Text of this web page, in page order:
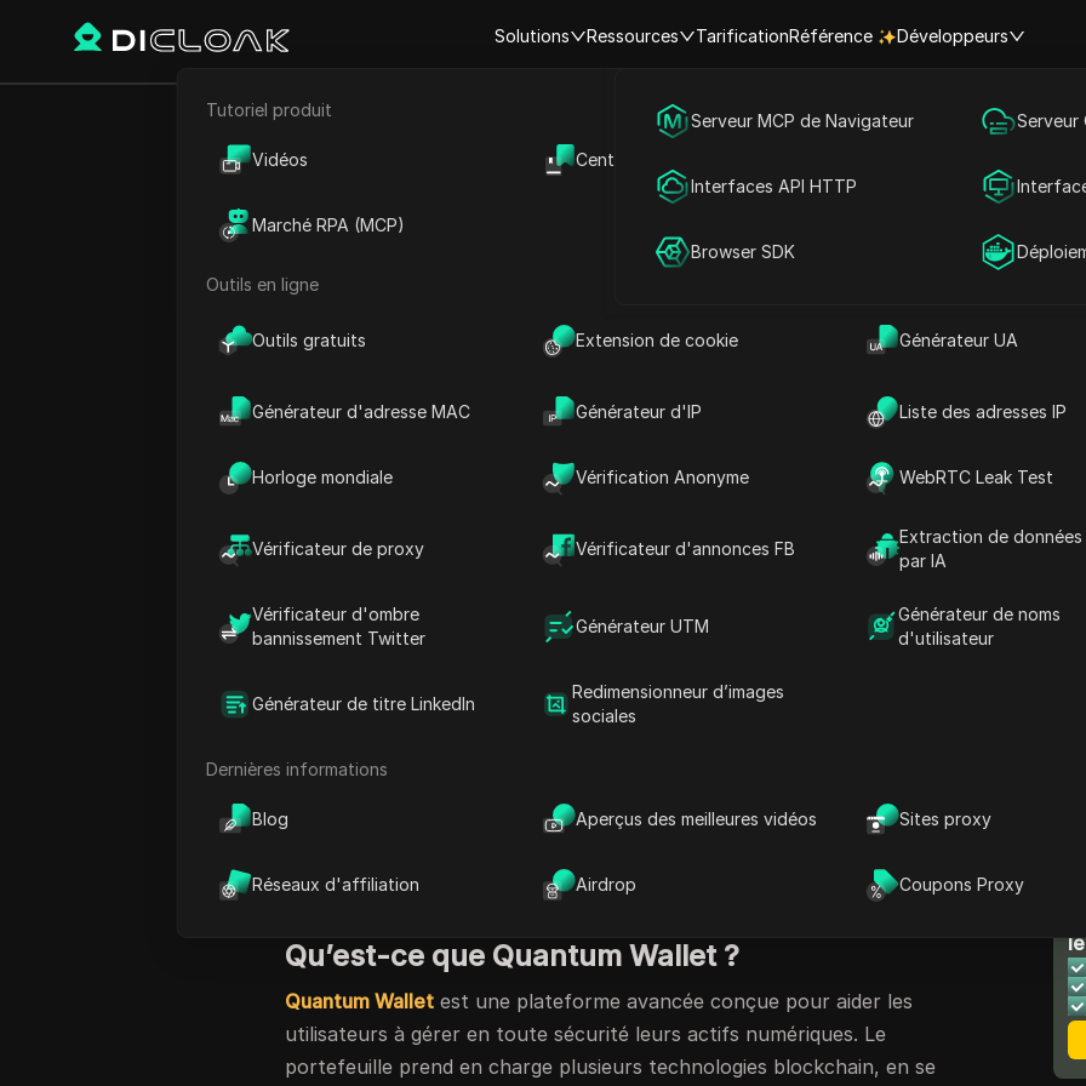
Solutions
E-commerce Marketing des médias sociaux
Publicité
Partage de compte
Ressources
Tutoriel produit
Vidéos Centre d'aide
Marché RPA (MCP)
Outils en ligne
Outils gratuits Extension de cookie Générateur UA
Générateur d'adresse MAC Générateur d'IP Liste des adresses IP
Horloge mondiale Vérification Anonyme WebRTC Leak Test
Vérificateur de proxy Vérificateur d'annonces FB
Extraction de données
par IA
Vérificateur d'ombre
bannissement Twitter
Générateur UTM
Générateur de noms
d'utilisateur
Générateur de titre LinkedIn
Redimensionneur d’images
sociales
Dernières informations
Blog Aperçus des meilleures vidéos Sites proxy
Réseaux d'affiliation Airdrop Coupons Proxy
TarificationRéférence Développeurs
Serveur MCP de Navigateur Serveur
Interfaces API HTTP
Browser SDK
Retour
Quantum Wallet Airdrop : Comment
vos jetons en toute sécurité et
récompenses
Si vous aimez les crypto-monnaies, vous avez probablement entendu
parler des
, un moyen amusant et facile d’obtenir des jetons
Quantum Wallet Airdrop
est l’une de ces opportunités, où
vous pouvez gagner des jetons sans dépenser un centime. Mais si vous
demandez peut-être comment réclamer vos jetons en toute sécurité et
Ne vous inquiétez pas, nous avons ce qu’il vous faut. Dans cet article,
jetonsde largage Quantum Wallet
façon de maximiser vos récompenses et partagerons quelques conseils de
sécurité pour assurer la sécurité de vos informations. Que vous soyez
débutant ou que vous ayez une certaine expérience de la crypto, cela
vous aidera à tirer le meilleur parti de votre airdrop. Commençons !
Qu’est-ce que Quantum Wallet ?
Quantum Wallet est une plateforme avancée conçue pour aider les
utilisateurs à gérer en toute sécurité leurs actifs numériques. Le
portefeuille prend en charge plusieurs technologies blockchain, en se